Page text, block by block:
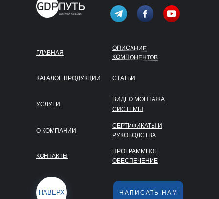
НАПИСАТЬ НАМ
НАВЕРХ
ГЛАВНАЯ
КАТАЛОГ ПРОДУКЦИИ
УСЛУГИ
О КОМПАНИИ
КОНТАКТЫ
ОПИСАНИЕ
КОМПОНЕНТОВ
СТАТЬИ
ВИДЕО МОНТАЖА
СИСТЕМЫ
СЕРТИФИКАТЫ И
РУКОВОДСТВА
ПРОГРАММНОЕ
ОБЕСПЕЧЕНИЕ